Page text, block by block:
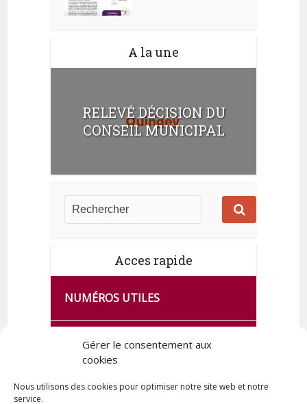
Gérer le consentement aux
cookies
Nous utilisons des cookies pour optimiser notre site web et notre
service.
A la une
RELEVÉ DÉCISION DU
CONSEIL MUNICIPAL
Acces rapide
NUMÉROS UTILES
CA SE PASSE À FRANCE SERVICES
DE QUINGEY